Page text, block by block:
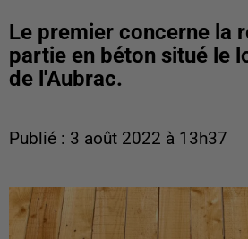
Le premier concerne la
partie en béton situé le
de l'Aubrac.
Publié : 3 août 2022 à 13h37